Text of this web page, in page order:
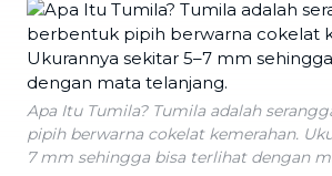
Apa Itu Tumila? Tumila adalah
pipih berwarna cokelat kemerahan.
7 mm sehingga bisa terlihat dengan